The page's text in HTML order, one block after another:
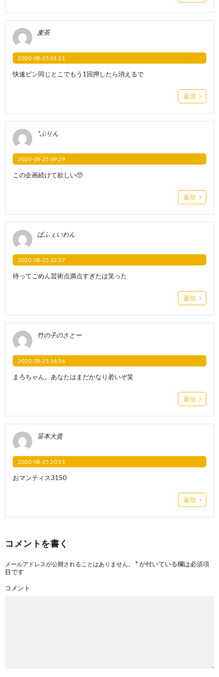
麦茶
2020-08-25 01:21
快速ピン同じとこでもう1回押したら消えるで
返信
*ぷりん
2020-08-25 09:29
この企画続けて欲しい🥺
返信
ぱふぇいわん
2020-08-25 12:37
待ってごめん芸術点満点すぎたは笑った
返信
竹の子のさとー
2020-08-25 16:56
まろちゃん。あなたはまだかなり若いぞ笑
返信
笹本大貴
2020-08-25 20:51
おマンティス3150
返信
コメントを書く
メールアドレスが公開されることはありません。 *が付いている欄は必須項
目です
コメント